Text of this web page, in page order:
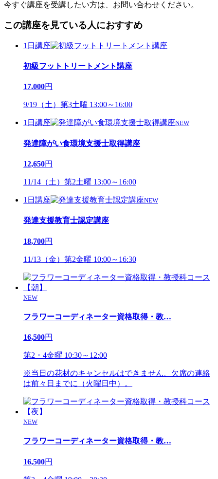
今すぐ講座を受講したい方は、お問い合わせください。
この講座を見ている人におすすめ
1日講座
初級フットトリートメント講座
17,000円
9/19（土）第3土曜 13:00～16:00
1日講座 NEW
発達障がい食環境支援士取得講座
12,650円
11/14（土）第2土曜 13:00～16:00
1日講座 NEW
発達支援教育士認定講座
18,700円
11/13（金）第2金曜 10:00～16:30
NEW
フラワーコーディネーター資格取得・教…
16,500円
第2・4金曜 10:30～12:00
※当日の花材のキャンセルはできません、欠席の連絡
は前々日までに（火曜日中）。
NEW
フラワーコーディネーター資格取得・教…
16,500円